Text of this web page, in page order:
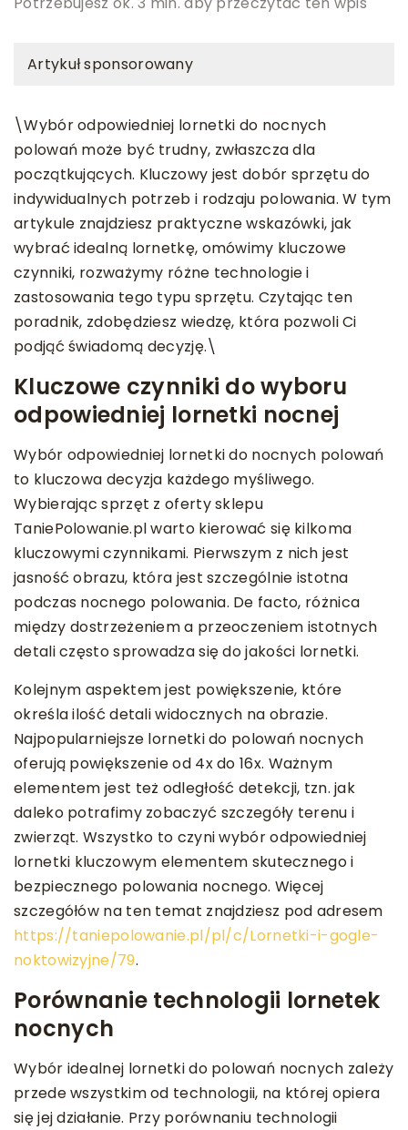
Artykuł sponsorowany
\Wybór odpowiedniej lornetki do nocnych
polowań może być trudny, zwłaszcza dla
początkujących. Kluczowy jest dobór sprzętu do
indywidualnych potrzeb i rodzaju polowania. W tym
artykule znajdziesz praktyczne wskazówki, jak
wybrać idealną lornetkę, omówimy kluczowe
czynniki, rozważymy różne technologie i
zastosowania tego typu sprzętu. Czytając ten
poradnik, zdobędziesz wiedzę, która pozwoli Ci
podjąć świadomą decyzję.\
Kluczowe czynniki do wyboru
odpowiedniej lornetki nocnej
Wybór odpowiedniej lornetki do nocnych polowań
to kluczowa decyzja każdego myśliwego.
Wybierając sprzęt z oferty sklepu
TaniePolowanie.pl warto kierować się kilkoma
kluczowymi czynnikami. Pierwszym z nich jest
jasność obrazu, która jest szczególnie istotna
podczas nocnego polowania. De facto, różnica
między dostrzeżeniem a przeoczeniem istotnych
detali często sprowadza się do jakości lornetki.
Kolejnym aspektem jest powiększenie, które
określa ilość detali widocznych na obrazie.
Najpopularniejsze lornetki do polowań nocnych
oferują powiększenie od 4x do 16x. Ważnym
elementem jest też odległość detekcji, tzn. jak
daleko potrafimy zobaczyć szczegóły terenu i
zwierząt. Wszystko to czyni wybór odpowiedniej
lornetki kluczowym elementem skutecznego i
bezpiecznego polowania nocnego. Więcej
szczegółów na ten temat znajdziesz pod adresem
https://taniepolowanie.pl/pl/c/Lornetki-i-gogle-
noktowizyjne/79.
Porównanie technologii lornetek
nocnych
Wybór idealnej lornetki do polowań nocnych zależy
przede wszystkim od technologii, na której opiera
się jej działanie. Przy porównaniu technologii